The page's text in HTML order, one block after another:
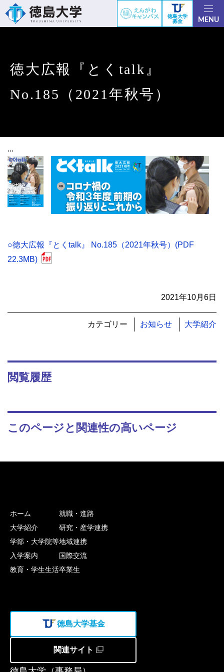
徳島大学
募金
MENU
徳大広報『とくtalk』
No.185（2021年秋号）
...
○徳大広報『とくtalk』 No.185（2021年秋号）(PDF
22.3MB)
2021年10月6日
カテゴリー お知らせ 大学紹介
閲覧履歴
このページと関連性の高いページ
ホーム
大学紹介
学部・大学院等
入学案内
教育・学生生活
就職・進路
研究・産学連携
地域連携
国際交流
卒業生
徳島大学基金
関連サイト